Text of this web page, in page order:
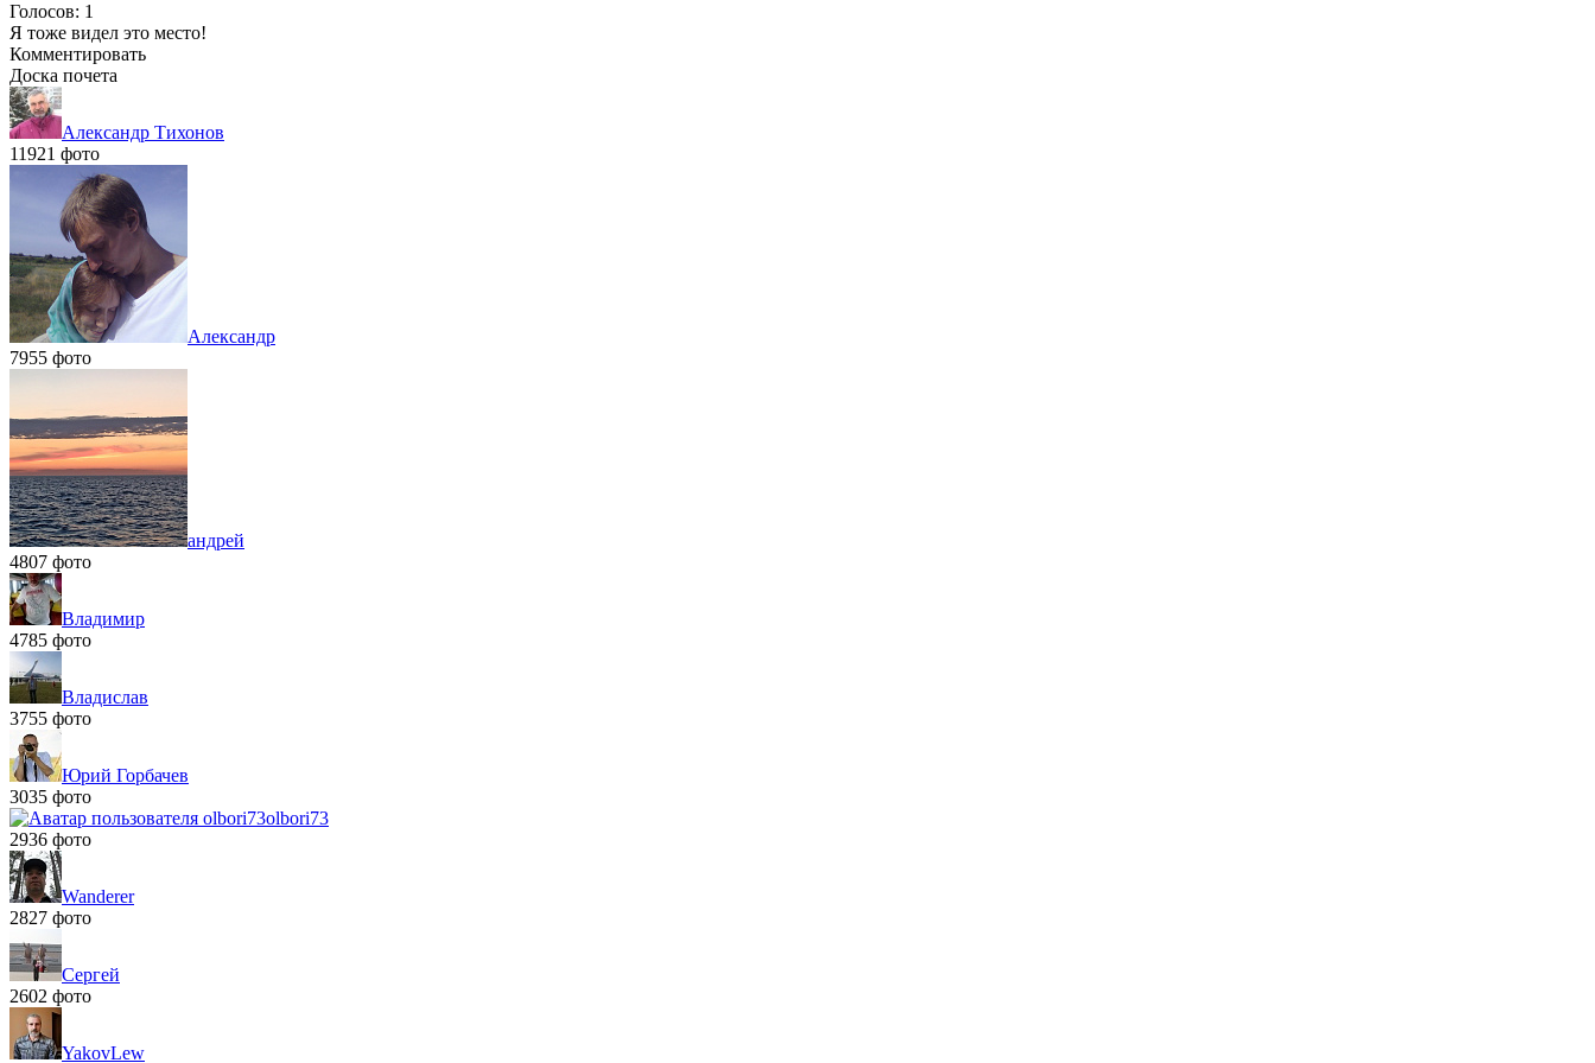
Голосов: 1
Я тоже видел это место!
Комментировать
Доска почета
Александр Тихонов
11921 фото
Александр
7955 фото
андрей
4807 фото
Владимир
4785 фото
Владислав
3755 фото
Юрий Горбачев
3035 фото
olbori73
2936 фото
Wanderer
2827 фото
Сергей
2602 фото
YakovLew